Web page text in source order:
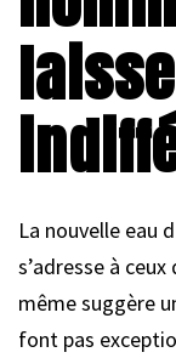
La nouvelle eau
s’adresse à
même suggère
font pas